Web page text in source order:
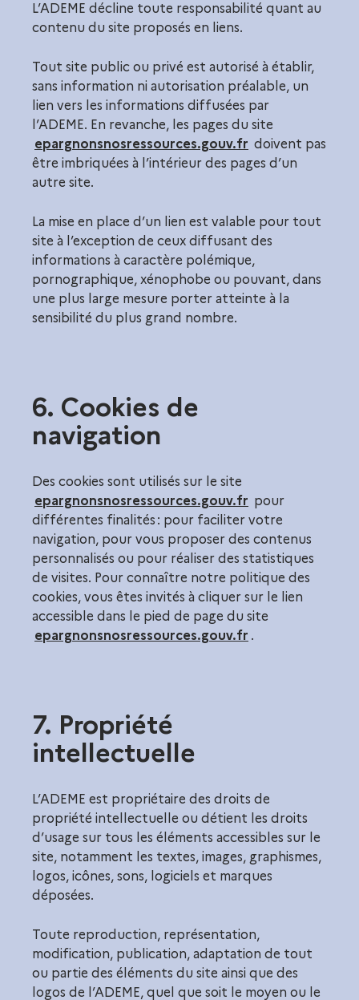
L’ADEME décline toute responsabilité quant au
contenu du site proposés en liens.
Tout site public ou privé est autorisé à établir,
sans information ni autorisation préalable, un
lien vers les informations diffusées par
l’ADEME. En revanche, les pages du site
epargnonsnosressources.gouv.fr doivent pas
être imbriquées à l’intérieur des pages d’un
autre site.
La mise en place d’un lien est valable pour tout
site à l’exception de ceux diffusant des
informations à caractère polémique,
pornographique, xénophobe ou pouvant, dans
une plus large mesure porter atteinte à la
sensibilité du plus grand nombre.
6. Cookies de
navigation
Des cookies sont utilisés sur le site
epargnonsnosressources.gouv.fr pour
différentes finalités : pour faciliter votre
navigation, pour vous proposer des contenus
personnalisés ou pour réaliser des statistiques
de visites. Pour connaître notre politique des
cookies, vous êtes invités à cliquer sur le lien
accessible dans le pied de page du site
epargnonsnosressources.gouv.fr .
7. Propriété
intellectuelle
L’ADEME est propriétaire des droits de
propriété intellectuelle ou détient les droits
d’usage sur tous les éléments accessibles sur le
site, notamment les textes, images, graphismes,
logos, icônes, sons, logiciels et marques
déposées.
Toute reproduction, représentation,
modification, publication, adaptation de tout
ou partie des éléments du site ainsi que des
logos de l’ADEME, quel que soit le moyen ou le